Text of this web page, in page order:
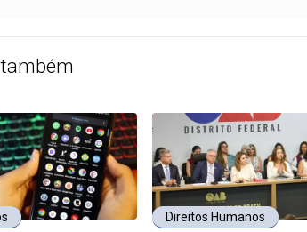
Direitos Humanos